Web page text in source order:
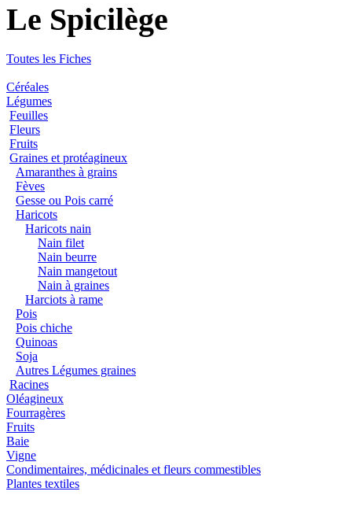
Le Spicilège
Toutes les Fiches
Céréales
Légumes
Feuilles
Fleurs
Fruits
Graines et protéagineux
Amaranthes à grains
Fèves
Gesse ou Pois carré
Haricots
Haricots nain
Nain filet
Nain beurre
Nain mangetout
Nain à graines
Harciots à rame
Pois
Pois chiche
Quinoas
Soja
Autres Légumes graines
Racines
Oléagineux
Fourragères
Fruits
Baie
Vigne
Condimentaires, médicinales et fleurs commestibles
Plantes textiles